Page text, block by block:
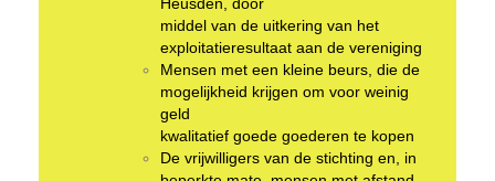
middel van de uitkering van het
exploitatieresultaat aan de vereniging
Mensen met een kleine beurs, die de
mogelijkheid krijgen om voor weinig
geld
kwalitatief goede goederen te kopen
De vrijwilligers van de stichting en, in